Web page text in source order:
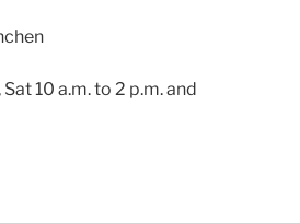
10 a.m. to 2 p.m. and